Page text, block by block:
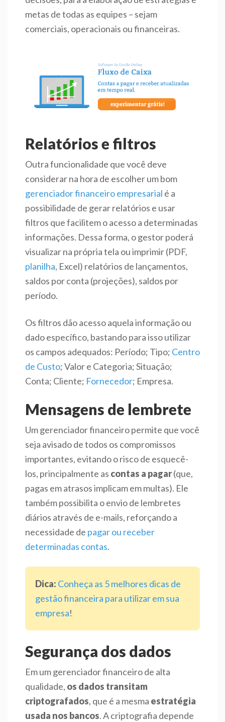
metas de todas as equipes – sejam
comerciais, operacionais ou financeiras.
Relatórios e filtros
Outra funcionalidade que você deve
considerar na hora de escolher um bom
gerenciador financeiro empresarial é a
possibilidade de gerar relatórios e usar
filtros que facilitem o acesso a determinadas
informações. Dessa forma, o gestor poderá
visualizar na própria tela ou imprimir (PDF,
planilha, Excel) relatórios de lançamentos,
saldos por conta (projeções), saldos por
período.
Os filtros dão acesso aquela informação ou
dado específico, bastando para isso utilizar
os campos adequados: Período; Tipo; Centro
de Custo; Valor e Categoria; Situação;
Conta; Cliente; Fornecedor; Empresa.
Mensagens de lembrete
Um gerenciador financeiro permite que você
seja avisado de todos os compromissos
importantes, evitando o risco de esquecê-
los, principalmente as contas a pagar(que,
pagas em atrasos implicam em multas). Ele
também possibilita o envio de lembretes
diários através de e-mails, reforçando a
necessidade de pagar ou receber
determinadas contas.
Dica: Conheça as 5 melhores dicas de
gestão financeira para utilizar em sua
empresa!
Segurança dos dados
Em um gerenciador financeiro de alta
qualidade, os dados transitam
criptografados, que é a mesma estratégia
usada nos bancos. A criptografia depende